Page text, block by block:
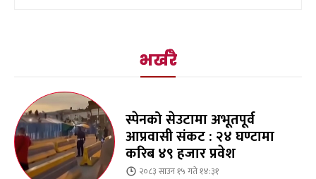
भर्खरै
स्पेनको सेउटामा अभूतपूर्व
आप्रवासी संकट : २४ घण्टामा
करिब ४९ हजार प्रवेश
२०८३ साउन १५ गते १४:३१